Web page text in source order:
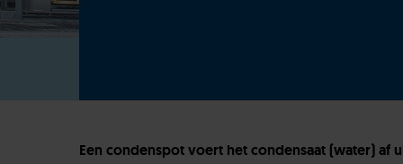
Een condenspot voert het condensaat (water)